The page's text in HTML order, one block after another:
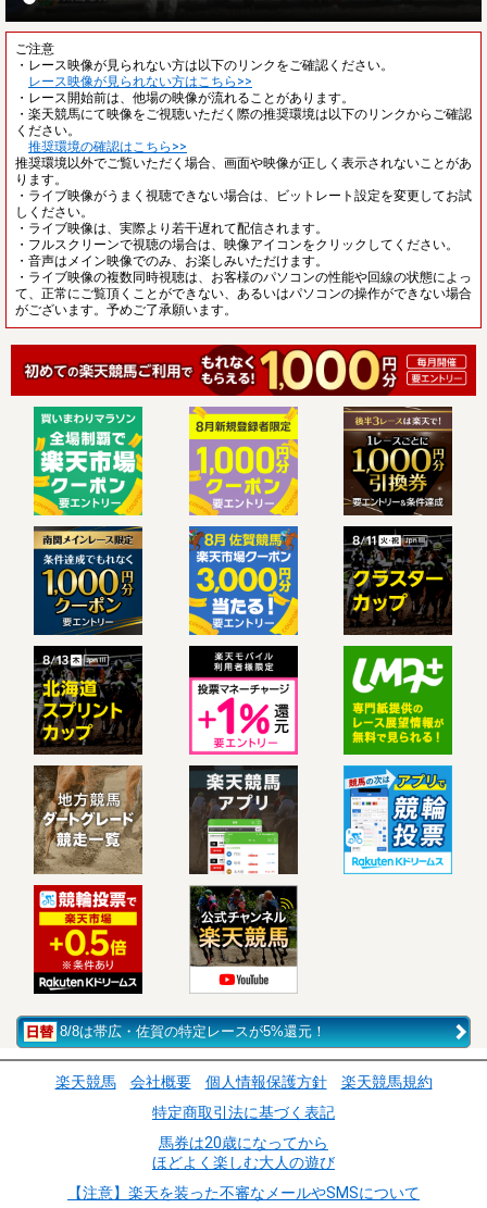
ご注意
・レース映像が見られない方は以下のリンクをご確認ください。
レース映像が見られない方はこちら>>
・レース開始前は、他場の映像が流れることがあります。
・楽天競馬にて映像をご視聴いただく際の推奨環境は以下のリンクからご確認
ください。
推奨環境の確認はこちら>>
推奨環境以外でご覧いただく場合、画面や映像が正しく表示されないことがあ
ります。
・ライブ映像がうまく視聴できない場合は、ビットレート設定を変更してお試
しください。
・ライブ映像は、実際より若干遅れて配信されます。
・フルスクリーンで視聴の場合は、映像アイコンをクリックしてください。
・音声はメイン映像でのみ、お楽しみいただけます。
・ライブ映像の複数同時視聴は、お客様のパソコンの性能や回線の状態によっ
て、正常にご覧頂くことができない、あるいはパソコンの操作ができない場合
がございます。予めご了承願います。
8/8は帯広・佐賀の特定レースが5%還元！
楽天競馬 会社概要 個人情報保護方針
楽天競馬規約
特定商取引法に基づく表記
馬券は20歳になってから
ほどよく楽しむ大人の遊び
【注意】楽天を装った不審なメールやSMSについて